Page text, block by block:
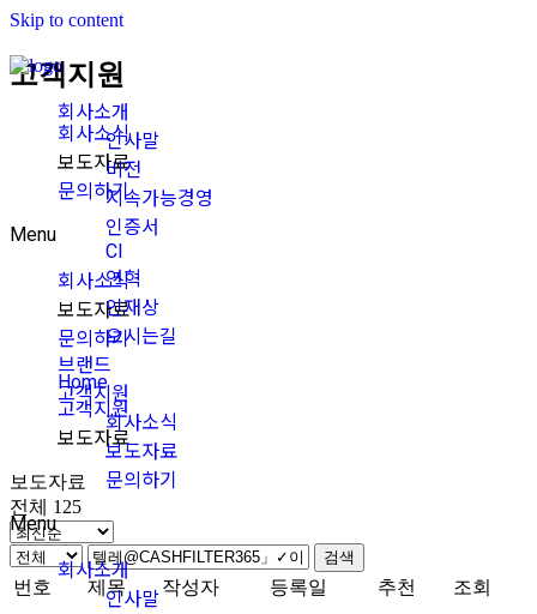
Skip to content
회사소개
인사말
비전
지속가능경영
인증서
CI
연혁
인재상
오시는길
브랜드
고객지원
회사소식
보도자료
문의하기
Menu
회사소개
인사말
고객지원
회사소식
보도자료
문의하기
Menu
회사소식
보도자료
문의하기
Home
고객지원
보도자료
보도자료
전체 125
검색
번호 제목 작성자 등록일 추천 조회